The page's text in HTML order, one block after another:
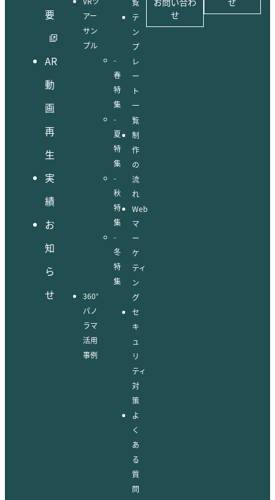
要
AR
動
画
再
生
実
績
お
知
ら
せ
アー
サン
プル
-
春
特
集
-
夏
特
集
-
秋
特
集
-
冬
特
集
360°
パノ
ラマ
活用
事例
テ
ン
プ
レ
ー
ト
一
覧
制
作
の
流
れ
Web
マ
ー
ケ
ティ
ン
グ
セ
キ
ュ
リ
ティ
対
策
よ
く
あ
る
質
問
せ